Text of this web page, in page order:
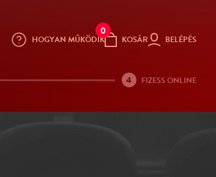
HOGYAN MŰKÖDIK
0
KOSÁR BELÉPÉS
4 FIZESS ONLINE